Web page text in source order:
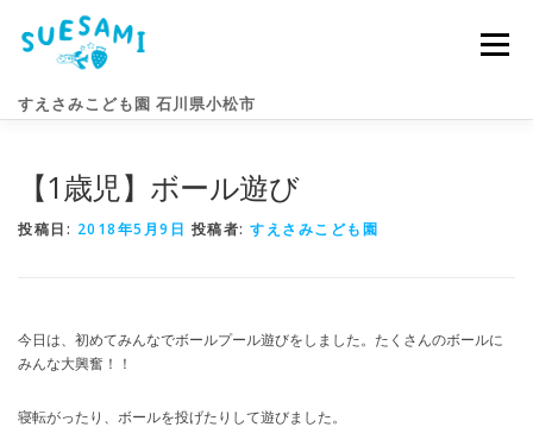
すえさみこども園 石川県小松市
メニュー
園のこと すえさみライフ
【1歳児】ボール遊び
投稿日: 2018年5月9日 投稿者: すえさみこども園
今日は、初めてみんなでボールプール遊びをしました。たくさんのボールに
みんな大興奮！！
寝転がったり、ボールを投げたりして遊びました。